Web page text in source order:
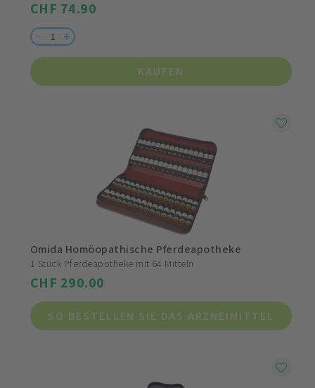
CHF 74.90
KAUFEN
Omida Homöopathische Pferdeapotheke
1 Stück Pferdeapotheke mit 64 Mitteln
CHF 290.00
SO BESTELLEN SIE DAS ARZNEIMITTEL